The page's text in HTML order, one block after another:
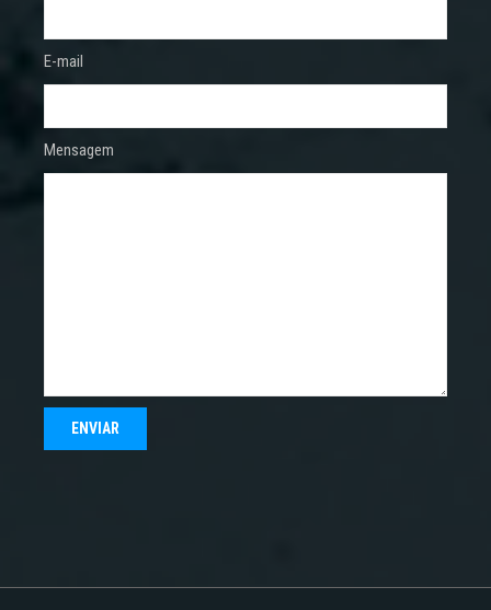
E-mail
Mensagem